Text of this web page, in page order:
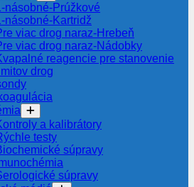
násobné-Prúžkové
násobné-Kartridž
viac drog naraz-Hrebeň
viac drog naraz-Nádobky
reagencie pre stanovenie
drog
a kalibrátory
testy
súpravy
súpravy